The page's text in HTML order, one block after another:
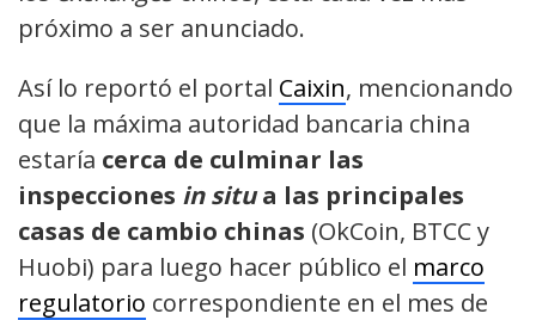
próximo a ser anunciado.
Así lo reportó el portal Caixin, mencionando
que la máxima autoridad bancaria china
estaría cerca de culminar las
inspecciones in situa las principales
casas de cambio chinas (OkCoin, BTCC y
Huobi) para luego hacer público el marco
regulatorio correspondiente en el mes de